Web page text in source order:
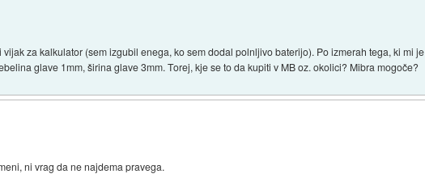
za kalkulator (sem izgubil enega, ko sem dodal polnljivo baterijo). Po izmerah tega, ki mi je
glave 1mm, širina glave 3mm. Torej, kje se to da kupiti v MB oz. okolici? Mibra mogoče?
ni vrag da ne najdema pravega.